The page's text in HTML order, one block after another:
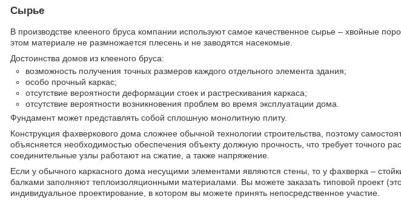
Сырье
В производстве клееного бруса компании используют самое качественное сырье – хвойные
этом материале не размножается плесень и не заводятся насекомые.
Достоинства домов из клееного бруса:
возможность получения точных размеров каждого отдельного элемента здания;
особо прочный каркас;
отсутствие вероятности деформации стоек и растрескивания каркаса;
отсутствие вероятности возникновения проблем во время эксплуатации дома.
Фундамент может представлять собой сплошную монолитную плиту.
Конструкция фахверкового дома сложнее обычной технологии строительства, поэтому
объясняется необходимостью обеспечения объекту должную прочность, что требует точного
соединительные узлы работают на сжатие, а также напряжение.
Если у обычного каркасного дома несущими элементами являются стены, то у фахверка –
балками заполняют теплоизоляционными материалами. Вы можете заказать типовой проект
индивидуальное проектирование, в котором вы можете принять непосредственное участие.